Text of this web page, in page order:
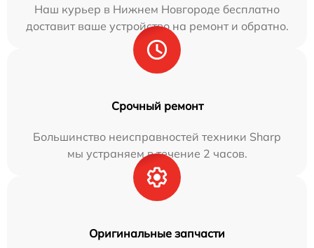
Наш курьер в Нижнем Новгороде бесплатно
доставит ваше устройство на ремонт и обратно.
Срочный ремонт
Большинство неисправностей техники Sharp
мы устраняем в течение 2 часов.
Оригинальные запчасти